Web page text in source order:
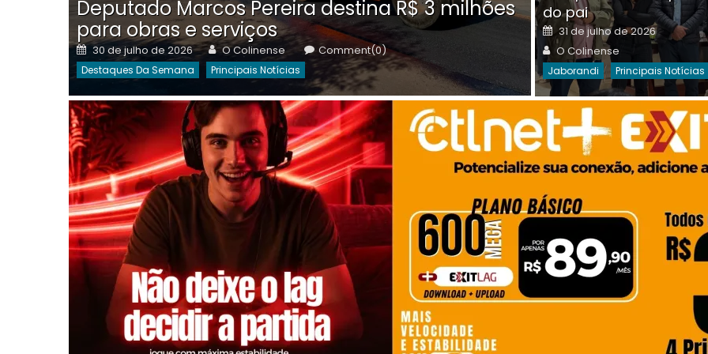
Deputado Marcos Pereira destina R$ 3 milhões
para obras e serviços
Posted
on
30 de julho de 2026 Author
O Colinense Comment(0)
Destaques Da Semana Principais Notícias
on
Destaques Da Semana
do pai
Posted
on
31 de julho de 2026
Author
O Colinense
Jaborandi Principais Notícias